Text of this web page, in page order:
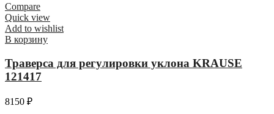
Compare
Quick view
Add to wishlist
В корзину
Траверса для регулировки уклона KRAUSE
121417
8150 ₽